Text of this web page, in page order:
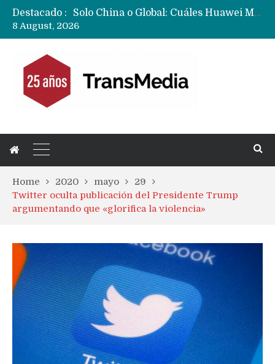
Destacado :
Data Centers de Huawei en Chile, México, Brasil,Perú y Argentina podrían verse afectados por arremetida de EE.UU
8 August, 2026
Home 2020 mayo
29
Twitter oculta publicación del Presidente Trump
argumentando que «glorifica la violencia»